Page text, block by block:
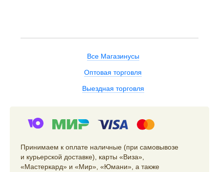
Все Магазинусы
Оптовая торговля
Выездная торговля
Принимаем к оплате наличные (при самовывозе
и курьерской доставке), карты «Виза»,
«Мастеркард» и «Мир», «Юмани», а также